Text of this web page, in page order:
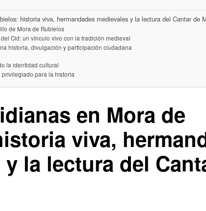
historia viva, hermandades medievales y la lectura del Cantar de
de Mora de Rubielos
Cid: un vínculo vivo con la tradición medieval
historia, divulgación y participación ciudadana
la identidad cultural
para la historia
en Mora de
viva,
la lectura del